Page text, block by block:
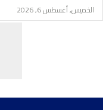
الخميس, أغسطس 6, 2026